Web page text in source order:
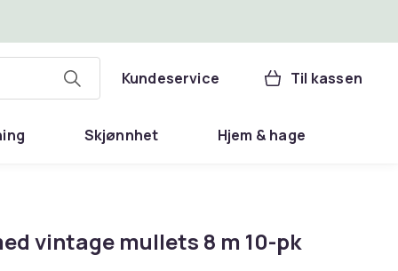
Kundeservice Til kassen
Skjønnhet Hjem & hage
vintage mullets 8 m 10-pk